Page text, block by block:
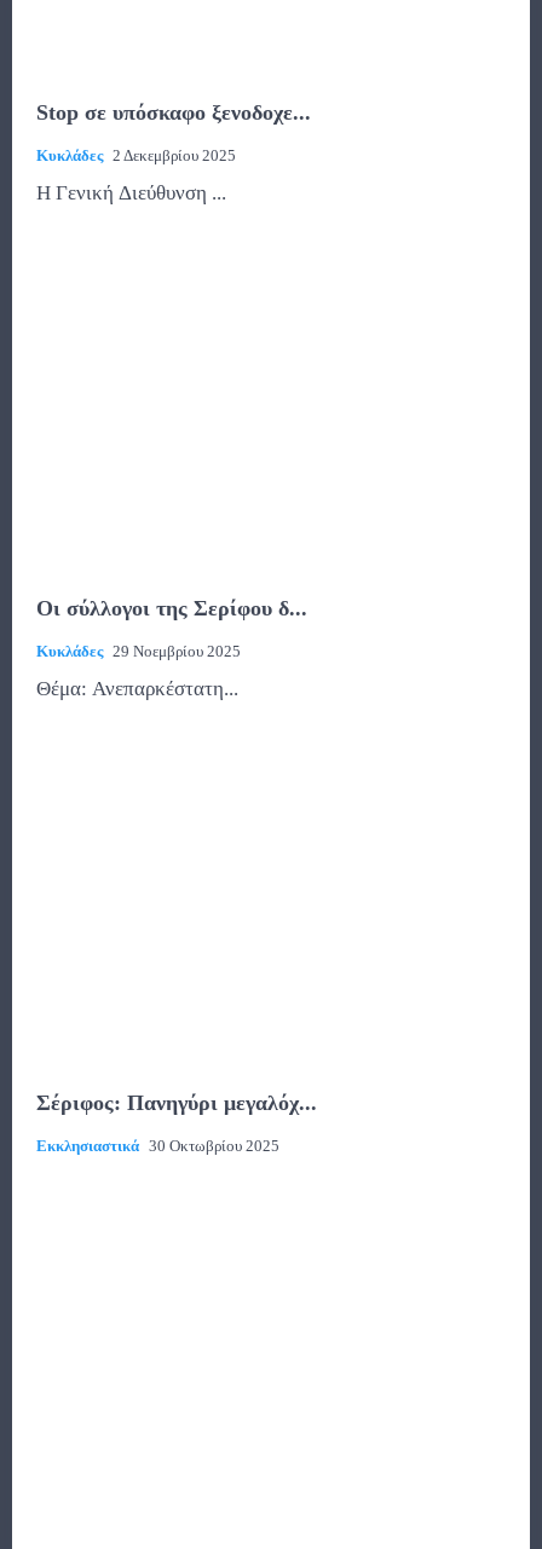
Stop σε υπόσκαφο ξενοδοχε...
Κυκλάδες 2 Δεκεμβρίου 2025
Η Γενική Διεύθυνση ...
Οι σύλλογοι της Σερίφου δ...
Κυκλάδες 29 Νοεμβρίου 2025
Θέμα: Ανεπαρκέστατη...
Σέριφος: Πανηγύρι μεγαλόχ...
Εκκλησιαστικά 30 Οκτωβρίου 2025